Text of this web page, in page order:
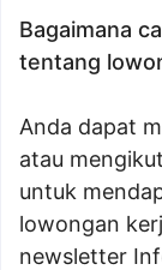
Bagaimana
tentang
Anda dapat
atau
untuk
lowongan
newsletter